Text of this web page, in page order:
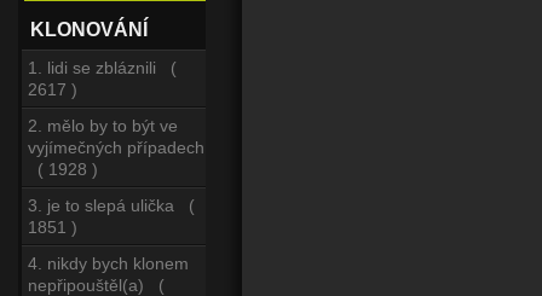
KLONOVÁNÍ
1. lidi se zbláznili (
2617 )
2. mělo by to být ve
vyjímečných případech
( 1928 )
3. je to slepá ulička (
1851 )
4. nikdy bych klonem
nepřipouštěl(a) (